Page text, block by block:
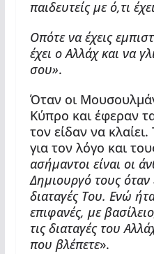
παιδευτείς με ό,τι
Οπότε να έχεις
έχει ο Αλλάχ και να
σου».
Όταν οι
Κύπρο και έφεραν
τον είδαν να
για τον λόγο και
ασήμαντοι είναι οι
Δημιουργό τους όταν
διαταγές Του. Ενώ
επιφανές, με
τις διαταγές του
που βλέπετε».